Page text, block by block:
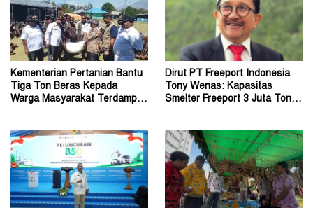
Kementerian Pertanian Bantu
Tiga Ton Beras Kepada
Warga Masyarakat Terdampak
Dirut PT Freeport Indonesia
Tony Wenas: Kapasitas
Smelter Freeport 3 Juta Ton